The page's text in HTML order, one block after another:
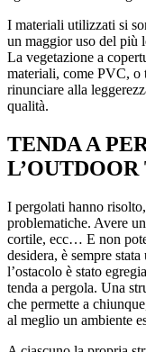
I materiali utilizzati si
un maggior uso del più
La vegetazione a
materiali, come PVC, o
rinunciare alla
qualità.
TENDA A
I pergolati hanno
problematiche. Avere
cortile, ecc… E non
desidera, è sempre
l’ostacolo è stato
tenda a pergola. Una
che permette a
al meglio un ambiente